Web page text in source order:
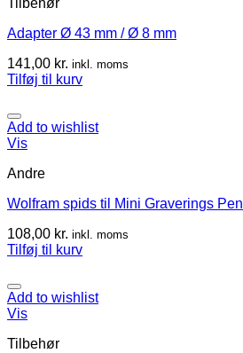
Tilbehør
Adapter Ø 43 mm / Ø 8 mm
141,00 kr. inkl. moms
Tilføj til kurv
Add to wishlist
Vis
Andre
Wolfram spids til Mini Graverings Pen
108,00 kr. inkl. moms
Tilføj til kurv
Add to wishlist
Vis
Tilbehør